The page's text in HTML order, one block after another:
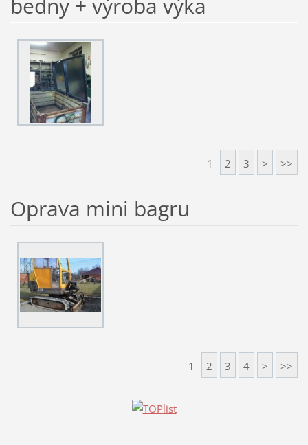
bedny + výroba výka
1 2 3 > >>
Oprava mini bagru
1 2 3 4 > >>